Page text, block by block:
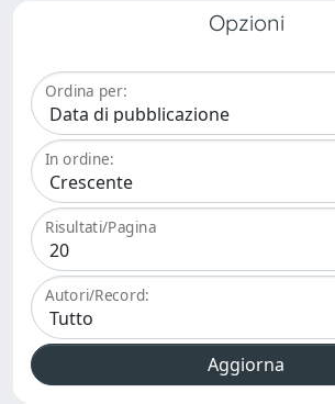
Opzioni
Ordina per:
In ordine:
Risultati/Pagina
Autori/Record: